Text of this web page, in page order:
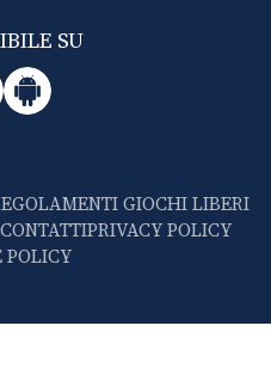
SU
GIOCHI LIBERI
CONTATTIPRIVACY POLICY
POLICY